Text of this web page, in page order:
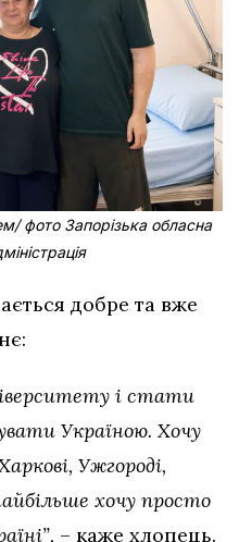
фото Запорізька обласна
добре та вже
і стати
Україною. Хочу
Ужгороді,
хочу просто
– каже хлопець.